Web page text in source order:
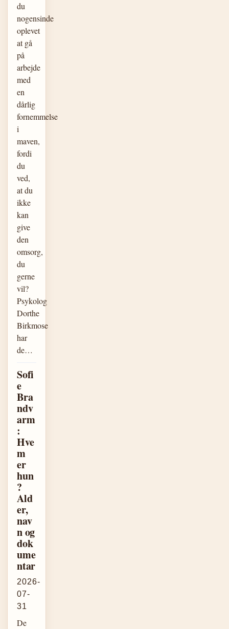
du
nogensinde
oplevet
at gå
på
arbejde
med
en
dårlig
fornemmelse
i
maven,
fordi
du
ved,
at du
ikke
kan
give
den
omsorg,
du
gerne
vil?
Psykolog
Dorthe
Birkmose
har
de…
Sofi
e
Bra
ndv
arm
:
Hve
m
er
hun
?
Ald
er,
nav
n og
dok
ume
ntar
2026-
07-
31
De